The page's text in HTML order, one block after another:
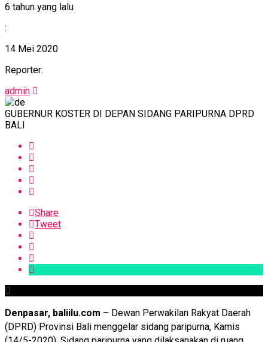
6 tahun yang lalu
:
14 Mei 2020
Reporter:
admin
GUBERNUR KOSTER DI DEPAN SIDANG PARIPURNA DPRD
BALI
Share
Tweet
Denpasar, baliilu.com – Dewan Perwakilan Rakyat Daerah
(DPRD) Provinsi Bali menggelar sidang paripurna, Kamis